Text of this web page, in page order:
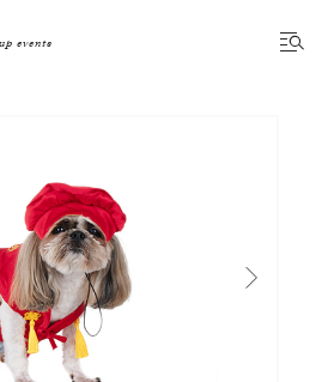
events
次へ